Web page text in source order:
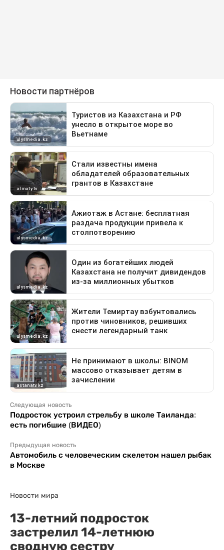
Следующая новость
Подросток устроил стрельбу в школе Таиланда:
есть погибшие (ВИДЕО)
Предыдущая новость
Автомобиль с человеческим скелетом нашел рыбак
в Москве
Новости мира
13-летний подросток
застрелил 14-летнюю
сводную сестру